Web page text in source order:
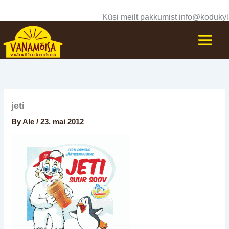
content
Küsi meilt pakkumist
jeti
ByAle/23. mai 2012